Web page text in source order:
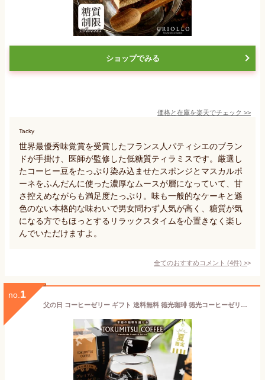
ショップでみる
価格と在庫を楽天でチェック >>
Tacky
世界最優秀味覚賞を受賞したフランス人パティシエのブラン
ドが手掛け、医師が監修した低糖質ティラミスです。厳選し
たコーヒー豆をたっぷり染み込ませたスポンジとマスカルポ
ーネをふんだんに使った濃厚なムースが層になっていて、甘
さ控えめながらも満足度たっぷり。味も一般的なケーキと遜
色のない本格的な味わいで男女問わず人気が高く、糖質が気
になる方でもほっとするリラックスタイムを心置きなく楽し
んでいただけますよ。
全てのおすすめコメント (4件) >
no. 1
父の日 コーヒーゼリー ギフト 送料無料 徳光珈琲 徳光コーヒーゼリーセットD 6個 9個 / 母の日 父の日ギフト 2026 入学祝い 内祝い お返し 夏限定 数量限定 コーヒー ゼリー 珈琲ゼリー スイーツ コーヒーギフト ブラック 無糖 セット おしゃれ 北海道 高級 本格